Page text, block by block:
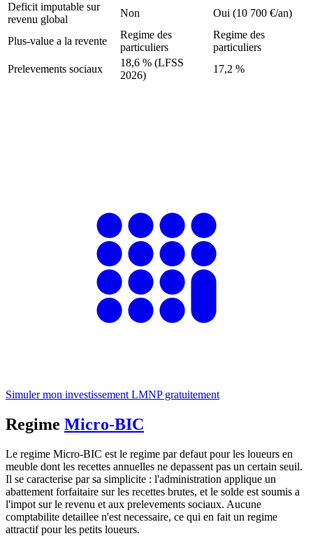
Deficit imputable sur
revenu global
Non Oui (10 700 €/an)
Plus-value a la revente
Regime des
particuliers
Regime des
particuliers
Prelevements sociaux
18,6 % (LFSS
2026)
17,2 %
Simuler mon investissement LMNP gratuitement
Regime Micro-BIC
Le regime Micro-BIC est le regime par defaut pour les loueurs en
meuble dont les recettes annuelles ne depassent pas un certain seuil.
Il se caracterise par sa simplicite : l'administration applique un
abattement forfaitaire sur les recettes brutes, et le solde est soumis a
l'impot sur le revenu et aux prelevements sociaux. Aucune
comptabilite detaillee n'est necessaire, ce qui en fait un regime
attractif pour les petits loueurs.